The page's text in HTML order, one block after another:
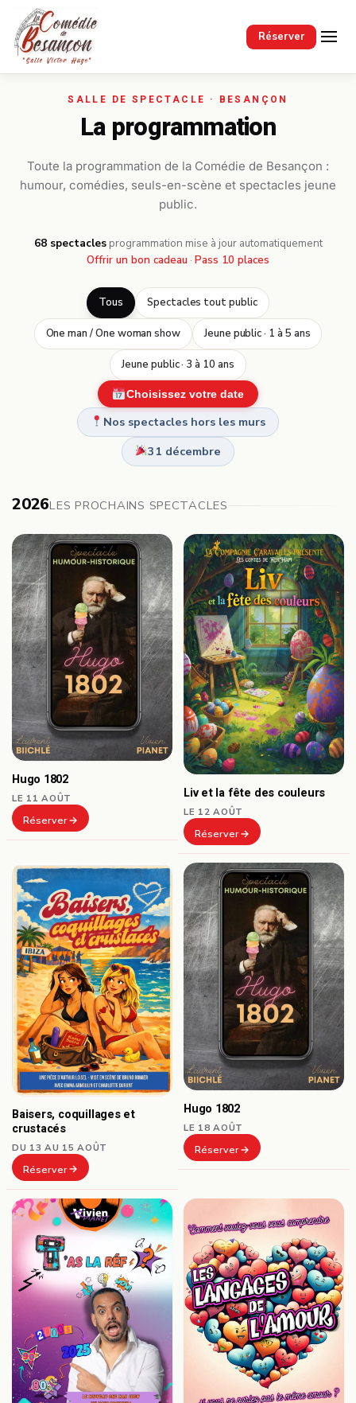
Réserver
Passer au contenu principal
La programmation
Toute la programmation de la Comédie de Besançon :
humour, comédies, seuls-en-scène et spectacles jeune
public.
68 spectacles· programmation mise à jour automatiquement
Offrir un bon cadeau · Pass 10 places
Tous Spectacles tout public
One man / One woman show Jeune public · 1 à 5 ans
Jeune public · 3 à 10 ans
Choisissez votre date
Nos spectacles hors les murs
31 décembre
2026LES PROCHAINS SPECTACLES
Hugo 1802
LE 11 AOÛT
Réserver
Liv et la fête des couleurs
LE 12 AOÛT
Réserver
Baisers, coquillages et
crustacés
DU 13 AU 15 AOÛT
Réserver
Hugo 1802
LE 18 AOÛT
Réserver